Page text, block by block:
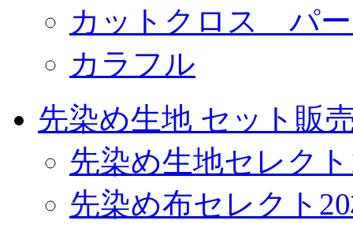
カットクロス パ
カラフル
先染め生地 セット販
先染め生地セレク
先染め布セレクト